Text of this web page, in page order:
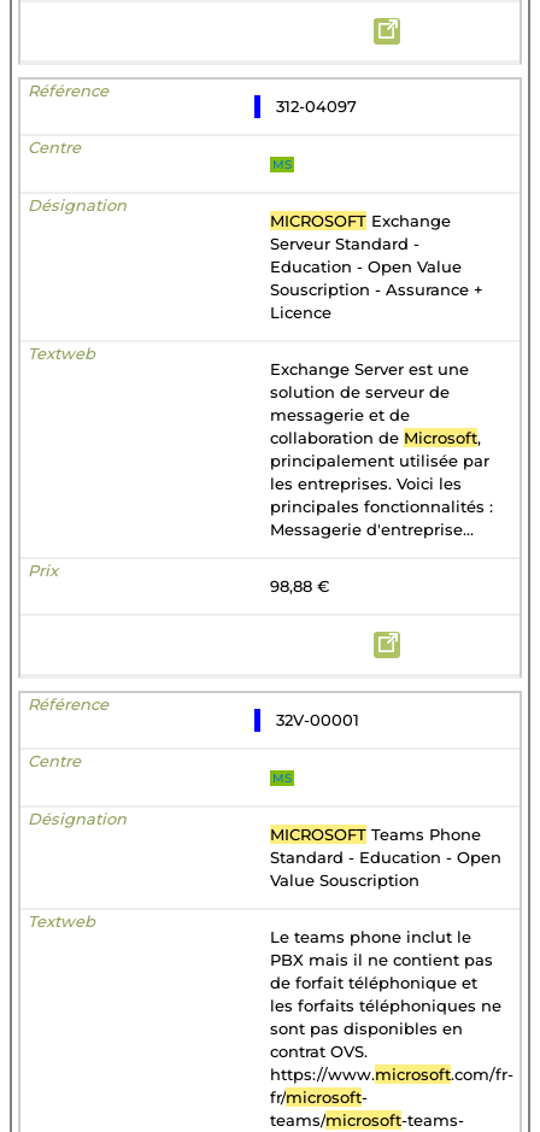
312-04097
MS
MICROSOFT Exchange
Serveur Standard -
Education - Open Value
Souscription - Assurance +
Licence
Exchange Server est une
solution de serveur de
messagerie et de
collaboration de Microsoft,
principalement utilisée par
les entreprises. Voici les
principales fonctionnalités :
Messagerie d'entreprise...
98,88 €
32V-00001
MS
MICROSOFT Teams Phone
Standard - Education - Open
Value Souscription
Le teams phone inclut le
PBX mais il ne contient pas
de forfait téléphonique et
les forfaits téléphoniques ne
sont pas disponibles en
contrat OVS.
https://www.microsoft.com/fr-
fr/microsoft-
teams/microsoft-teams-